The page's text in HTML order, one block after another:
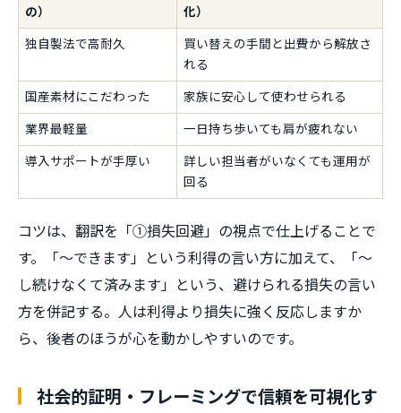
の）
化）
独自製法で高耐久
買い替えの手間と出費から解放さ
れる
国産素材にこだわった 家族に安心して使わせられる
業界最軽量 一日持ち歩いても肩が疲れない
導入サポートが手厚い
詳しい担当者がいなくても運用が
回る
コツは、翻訳を「①損失回避」の視点で仕上げることで
す。「〜できます」という利得の言い方に加えて、「〜
し続けなくて済みます」という、避けられる損失の言い
方を併記する。人は利得より損失に強く反応しますか
ら、後者のほうが心を動かしやすいのです。
社会的証明・フレーミングで信頼を可視化す